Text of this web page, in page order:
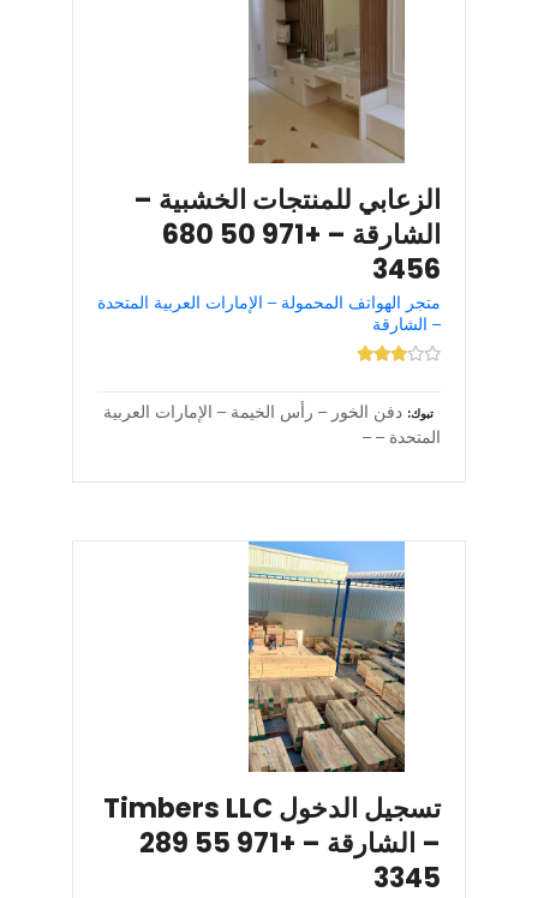
الزعابي للمنتجات الخشبية –
الشارقة – +971 50 680
3456
متجر الهواتف المحمولة – الإمارات العربية المتحدة
– الشارقة
تبوك دفن الخور – رأس الخيمة – الإمارات العربية
المتحدة – –
تسجيل الدخول Timbers LLC
– الشارقة – +971 55 289
3345